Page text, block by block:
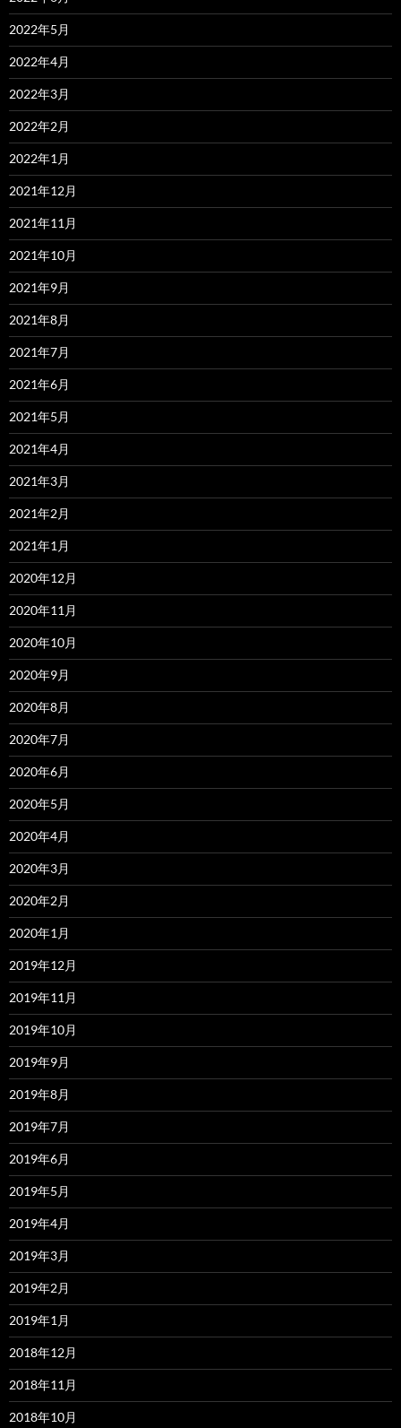
2022年5月
2022年4月
2022年3月
2022年2月
2022年1月
2021年12月
2021年11月
2021年10月
2021年9月
2021年8月
2021年7月
2021年6月
2021年5月
2021年4月
2021年3月
2021年2月
2021年1月
2020年12月
2020年11月
2020年10月
2020年9月
2020年8月
2020年7月
2020年6月
2020年5月
2020年4月
2020年3月
2020年2月
2020年1月
2019年12月
2019年11月
2019年10月
2019年9月
2019年8月
2019年7月
2019年6月
2019年5月
2019年4月
2019年3月
2019年2月
2019年1月
2018年12月
2018年11月
2018年10月